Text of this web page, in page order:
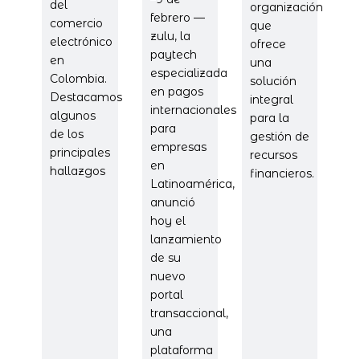
del
comercio
electrónico
en
Colombia.
Destacamos
algunos
de los
principales
hallazgos
febrero —
zulu, la
paytech
especializada
en pagos
internacionales
para
empresas
en
Latinoamérica,
anunció
hoy el
lanzamiento
de su
nuevo
portal
transaccional,
una
plataforma
organización
que
ofrece
una
solución
integral
para la
gestión de
recursos
financieros.